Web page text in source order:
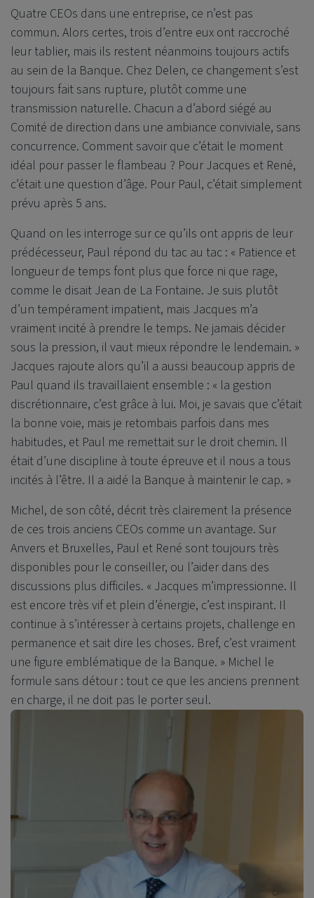
Quatre CEOs dans une entreprise, ce n’est pas
commun. Alors certes, trois d’entre eux ont raccroché
leur tablier, mais ils restent néanmoins toujours actifs
au sein de la Banque. Chez Delen, ce changement s’est
toujours fait sans rupture, plutôt comme une
transmission naturelle. Chacun a d’abord siégé au
Comité de direction dans une ambiance conviviale, sans
concurrence. Comment savoir que c’était le moment
idéal pour passer le flambeau ? Pour Jacques et René,
c’était une question d’âge. Pour Paul, c’était simplement
prévu après 5 ans.
Quand on les interroge sur ce qu’ils ont appris de leur
prédécesseur, Paul répond du tac au tac : « Patience et
longueur de temps font plus que force ni que rage,
comme le disait Jean de La Fontaine. Je suis plutôt
d’un tempérament impatient, mais Jacques m’a
vraiment incité à prendre le temps. Ne jamais décider
sous la pression, il vaut mieux répondre le lendemain. »
Jacques rajoute alors qu’il a aussi beaucoup appris de
Paul quand ils travaillaient ensemble : « la gestion
discrétionnaire, c’est grâce à lui. Moi, je savais que c’était
la bonne voie, mais je retombais parfois dans mes
habitudes, et Paul me remettait sur le droit chemin. Il
était d’une discipline à toute épreuve et il nous a tous
incités à l’être. Il a aidé la Banque à maintenir le cap. »
Michel, de son côté, décrit très clairement la présence
de ces trois anciens CEOs comme un avantage. Sur
Anvers et Bruxelles, Paul et René sont toujours très
disponibles pour le conseiller, ou l’aider dans des
discussions plus difficiles. « Jacques m’impressionne. Il
est encore très vif et plein d’énergie, c’est inspirant. Il
continue à s’intéresser à certains projets, challenge en
permanence et sait dire les choses. Bref, c’est vraiment
une figure emblématique de la Banque. » Michel le
formule sans détour : tout ce que les anciens prennent
en charge, il ne doit pas le porter seul.